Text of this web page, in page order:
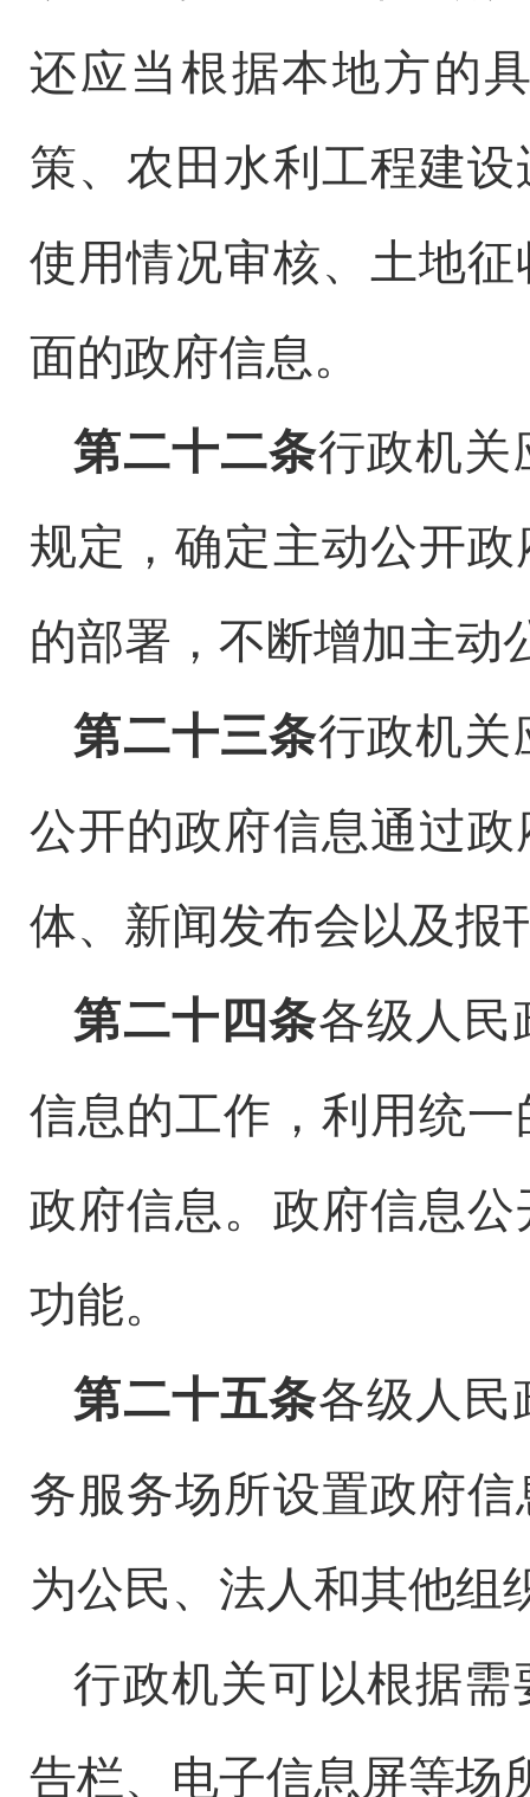
还应当根据本地方的
策、农田水利工程建
使用情况审核、土地
面的政府信息。
第二十二条行政机关
规定，确定主动公开
的部署，不断增加主动
第二十三条行政机关
公开的政府信息通过
体、新闻发布会以及报
第二十四条各级人民
信息的工作，利用统
政府信息。政府信息
功能。
第二十五条各级人民
务服务场所设置政府
为公民、法人和其他组
行政机关可以根据
告栏、电子信息屏等场